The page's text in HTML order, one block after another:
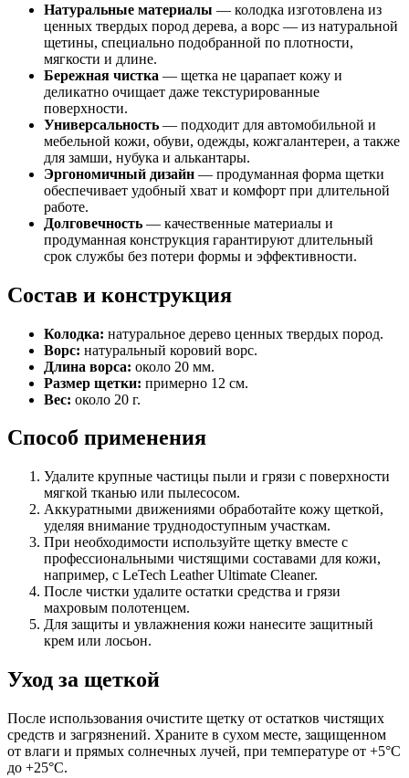
Натуральные материалы — колодка изготовлена из
ценных твердых пород дерева, а ворс — из натуральной
щетины, специально подобранной по плотности,
мягкости и длине.
Бережная чистка — щетка не царапает кожу и
деликатно очищает даже текстурированные
поверхности.
Универсальность — подходит для автомобильной и
мебельной кожи, обуви, одежды, кожгалантереи, а также
для замши, нубука и алькантары.
Эргономичный дизайн — продуманная форма щетки
обеспечивает удобный хват и комфорт при длительной
работе.
Долговечность — качественные материалы и
продуманная конструкция гарантируют длительный
срок службы без потери формы и эффективности.
Состав и конструкция
Колодка: натуральное дерево ценных твердых пород.
Ворс: натуральный коровий ворс.
Длина ворса: около 20 мм.
Размер щетки: примерно 12 см.
Вес: около 20 г.
Способ применения
Удалите крупные частицы пыли и грязи с поверхности
мягкой тканью или пылесосом.
Аккуратными движениями обработайте кожу щеткой,
уделяя внимание труднодоступным участкам.
При необходимости используйте щетку вместе с
профессиональными чистящими составами для кожи,
например, с LeTech Leather Ultimate Cleaner.
После чистки удалите остатки средства и грязи
махровым полотенцем.
Для защиты и увлажнения кожи нанесите защитный
крем или лосьон.
Уход за щеткой
После использования очистите щетку от остатков чистящих
средств и загрязнений. Храните в сухом месте, защищенном
от влаги и прямых солнечных лучей, при температуре от +5°С
до +25°С.